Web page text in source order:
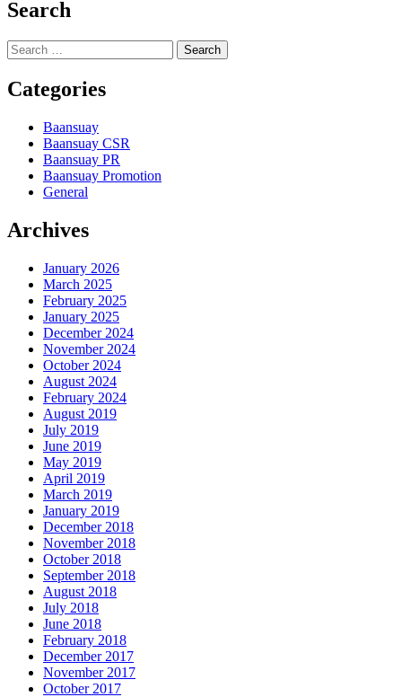
Search
Search
for:
Categories
Baansuay
Baansuay CSR
Baansuay PR
Baansuay Promotion
General
Archives
January 2026
March 2025
February 2025
January 2025
December 2024
November 2024
October 2024
August 2024
February 2024
August 2019
July 2019
June 2019
May 2019
April 2019
March 2019
January 2019
December 2018
November 2018
October 2018
September 2018
August 2018
July 2018
June 2018
February 2018
December 2017
November 2017
October 2017